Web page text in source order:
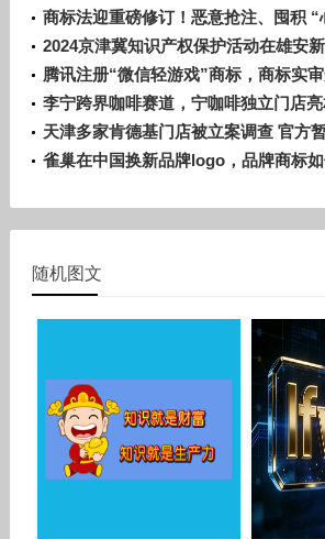
商标法迎重磅修订！恶意抢注、囤积 “
被重拳打击
2024京津冀知识产权保护活动在雄安
腾讯注册“微信轻游戏”商标，商标实
李宁跨界咖啡赛道，宁咖啡独立门店
天津多家肯德基门店被立案调查 官方
雀巢在中国换新品牌logo，品牌商标
随机图文